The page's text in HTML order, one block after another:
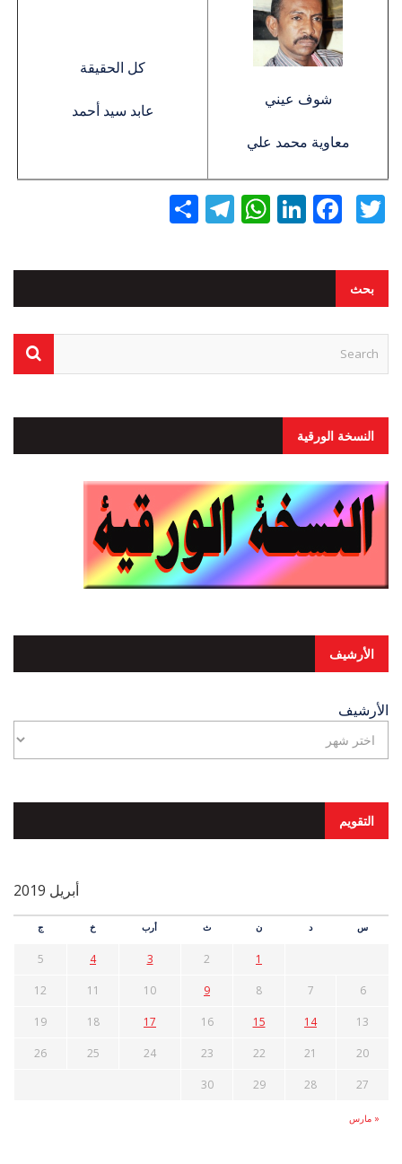
شوف عيني
معاوية محمد علي
كل الحقيقة
عابد سيد أحمد
Twitter
Facebook
LinkedIn
WhatsApp
Telegram
بحث
النسخة الورقية
الأرشيف
الأرشيف
التقويم
أبريل 2019
س د ن ث أرب خ ج
« مارس
1
2
3
4
5
6
7
8
9
10
11
12
13
14
15
16
17
18
19
20
21
22
23
24
25
26
27
28
29
30